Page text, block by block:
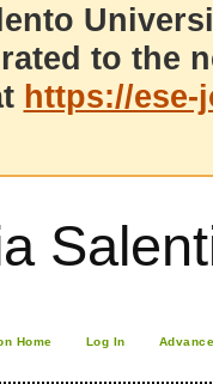
to the
https://
Home Log In